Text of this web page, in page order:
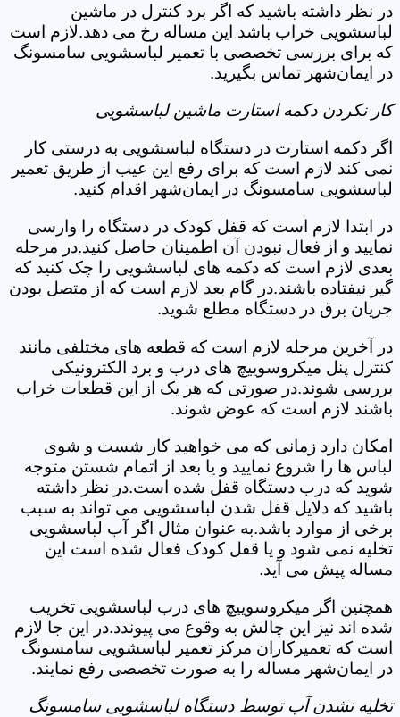
در نظر داشته باشید که اگر برد کنترل در ماشین
لباسشویی خراب باشد این مساله رخ می دهد.لازم است
که برای بررسی تخصصی با تعمیر لباسشویی سامسونگ
در ایمان‌شهر تماس بگیرید.
کار نکردن دکمه استارت ماشین لباسشویی
اگر دکمه استارت در دستگاه لباسشویی به درستی کار
نمی کند لازم است که برای رفع این عیب از طریق تعمیر
لباسشویی سامسونگ در ایمان‌شهر اقدام کنید.
در ابتدا لازم است که قفل کودک در دستگاه را وارسی
نمایید و از فعال نبودن آن اطمینان حاصل کنید.در مرحله
بعدی لازم است که دکمه های لباسشویی را چک کنید که
گیر نیفتاده باشند.در گام بعد لازم است که از متصل بودن
جریان برق در دستگاه مطلع شوید.
در آخرین مرحله لازم است که قطعه های مختلفی مانند
کنترل پنل میکروسوییچ های درب و برد الکترونیکی
بررسی شوند.در صورتی که هر یک از این قطعات خراب
باشند لازم است که عوض شوند.
امکان دارد زمانی که می خواهید کار شست و شوی
لباس ها را شروع نمایید و یا بعد از اتمام شستن متوجه
شوید که درب دستگاه قفل شده است.در نظر داشته
باشید که دلایل قفل شدن لباسشویی می تواند به سبب
برخی از موارد باشد.به عنوان مثال اگر آب لباسشویی
تخلیه نمی شود و یا قفل کودک فعال شده است این
مساله پیش می آید.
همچنین اگر میکروسوییچ های درب لباسشویی تخریب
شده اند نیز این چالش به وقوع می پیوندد.در این جا لازم
است که تعمیرکاران مرکز تعمیر لباسشویی سامسونگ
در ایمان‌شهر مساله را به صورت تخصصی رفع نمایند.
تخلیه نشدن آب توسط دستگاه لباسشویی سامسونگ